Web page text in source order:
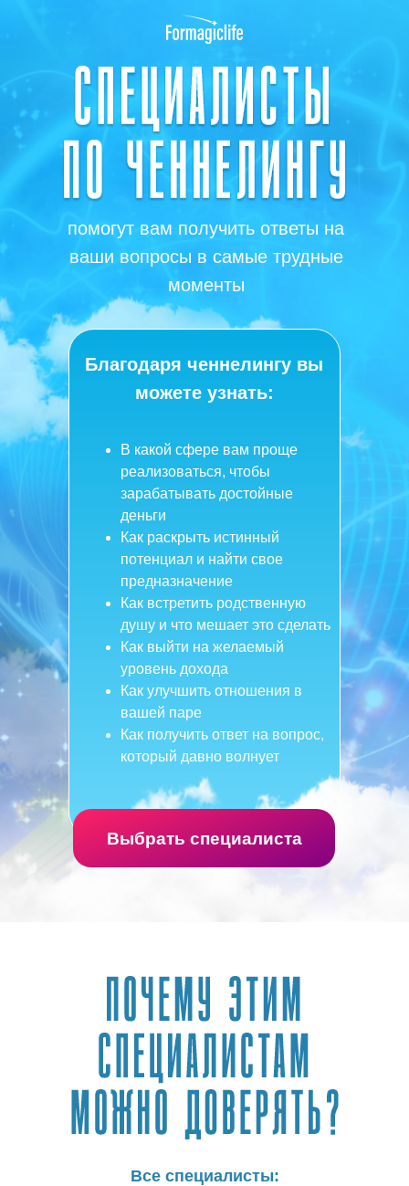
помогут вам получить ответы на
ваши вопросы в самые трудные
моменты
Благодаря ченнелингу вы
можете узнать:
В какой сфере вам проще
реализоваться, чтобы
зарабатывать достойные
деньги
Как раскрыть истинный
потенциал и найти свое
предназначение
Как встретить родственную
душу и что мешает это сделать
Как выйти на желаемый
уровень дохода
Как улучшить отношения в
вашей паре
Как получить ответ на вопрос,
который давно волнует
Выбрать специалиста
Все специалисты: